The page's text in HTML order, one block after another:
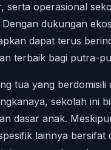
serta operasional
dukungan
dapat terus
terbaik bagi putra-
tua yang
sekolah ini
dasar anak.
lainnya bersifat